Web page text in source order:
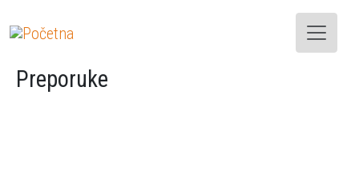
Preporuke